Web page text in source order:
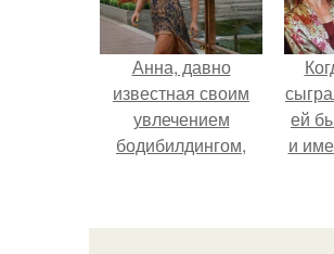
Анна, давно
известная своим
увлечением
бодибилдингом,
в роли модели.
ей
и